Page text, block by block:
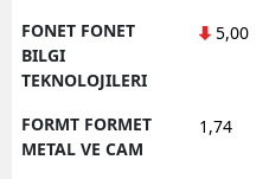
FONET FONET
BILGI
TEKNOLOJILERI
5,00
FORMT FORMET
METAL VE CAM
1,74